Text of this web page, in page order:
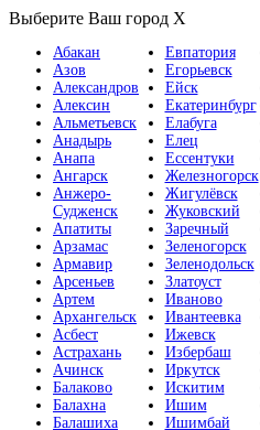
Выберите Ваш город X
Абакан
Азов
Александров
Алексин
Альметьевск
Анадырь
Анапа
Ангарск
Анжеро-
Судженск
Апатиты
Арзамас
Армавир
Арсеньев
Артем
Архангельск
Асбест
Астрахань
Ачинск
Балаково
Балахна
Балашиха
Евпатория
Егорьевск
Ейск
Екатеринбург
Елабуга
Елец
Ессентуки
Железногорск
Жигулёвск
Жуковский
Заречный
Зеленогорск
Зеленодольск
Златоуст
Иваново
Ивантеевка
Ижевск
Избербаш
Иркутск
Искитим
Ишим
Ишимбай